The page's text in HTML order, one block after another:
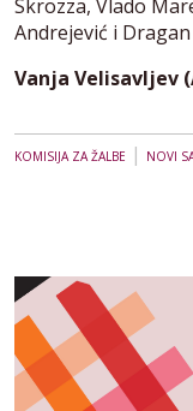
Skrozza, Vlado
Andrejević i
Vanja Velisavljev
KOMISIJA ZA ŽALBE | NOVI